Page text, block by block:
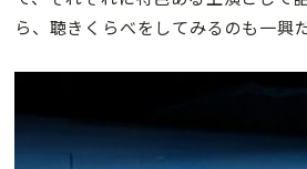
ら、聴きくらべをしてみるのも一興だ